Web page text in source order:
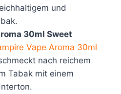
und
30ml Sweet
Vape Aroma 30ml
nach reichem
Tabak mit einem